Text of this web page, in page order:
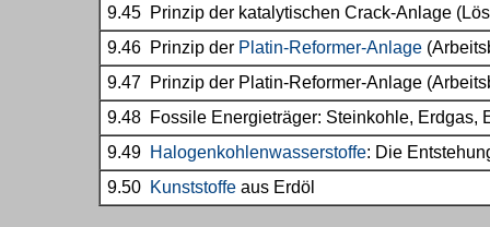
9.45 Prinzip der katalytischen Crack-Anlage
9.46 Prinzip der Platin-Reformer-Anlage
9.47 Prinzip der Platin-Reformer-Anlage
9.48 Fossile Energieträger: Steinkohle, Erdgas,
9.49 Halogenkohlenwasserstoffe: Die
9.50 Kunststoffe aus Erdöl